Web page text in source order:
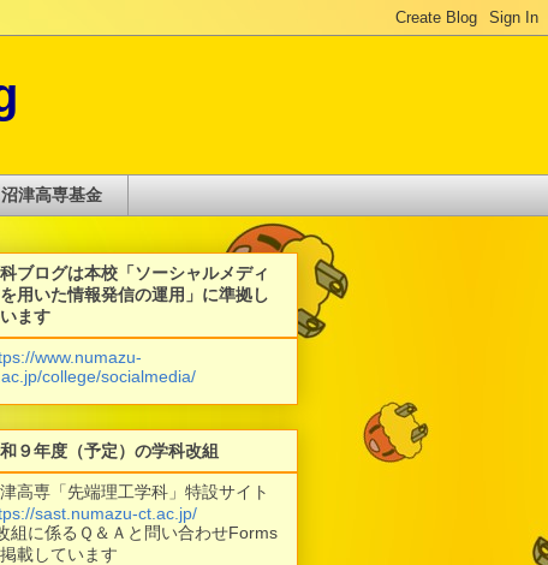
沼津高専基金
科ブログは本校「ソーシャルメディ
用いた情報発信の運用」に準拠し
ます
www.numazu-
college/socialmedia/
９年度（予定）の学科改組
高専「先端理工学科」特設サイト
sast.numazu-ct.ac.jp/
組に係るＱ＆Ａと問い合わせForms
載しています